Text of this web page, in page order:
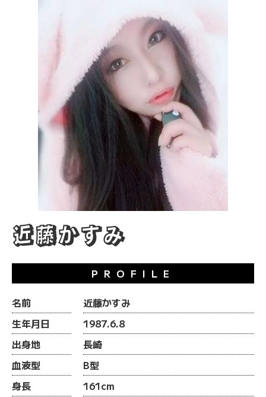
近藤かすみ
名前
近藤かすみ
生年月日
1987.6.8
出身地
長崎
血液型
B型
身長
161cm
PROFILE